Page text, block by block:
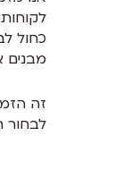
כחול
מבנים
זה
לבחור